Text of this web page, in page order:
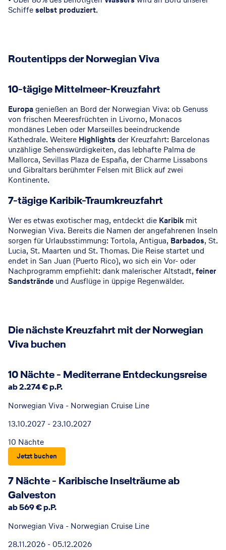
Schiffeselbst produziert.
Routentipps der Norwegian Viva
10-tägige Mittelmeer-Kreuzfahrt
Europagenießen an Bord der Norwegian Viva: ob Genuss
von frischen Meeresfrüchten in Livorno, Monacos
mondänes Leben oder Marseilles beeindruckende
Kathedrale. Weitere Highlights der Kreuzfahrt: Barcelonas
unzählige Sehenswürdigkeiten, das lebhafte Palma de
Mallorca, Sevillas Plaza de España, der Charme Lissabons
und Gibraltars berühmter Felsen mit Blick auf zwei
Kontinente.
7-tägige Karibik-Traumkreuzfahrt
Wer es etwas exotischer mag, entdeckt die Karibik mit
Norwegian Viva. Bereits die Namen der angefahrenen Inseln
sorgen für Urlaubsstimmung: Tortola, Antigua, Barbados, St.
Lucia, St. Maarten und St. Thomas. Die Reise startet und
endet in San Juan (Puerto Rico), wo sich ein Vor- oder
Nachprogramm empfiehlt: dank malerischer Altstadt, feiner
Sandstrände und Ausflüge in üppige Regenwälder.
Die nächste Kreuzfahrt mit der Norwegian
Viva buchen
10 Nächte - Mediterrane Entdeckungsreise
ab 2.274 € p.P.
Norwegian Viva - Norwegian Cruise Line
13.10.2027 - 23.10.2027
10 Nächte
Jetzt buchen
7 Nächte - Karibische Inselträume ab
Galveston
ab 569 € p.P.
Norwegian Viva - Norwegian Cruise Line
28.11.2026 - 05.12.2026